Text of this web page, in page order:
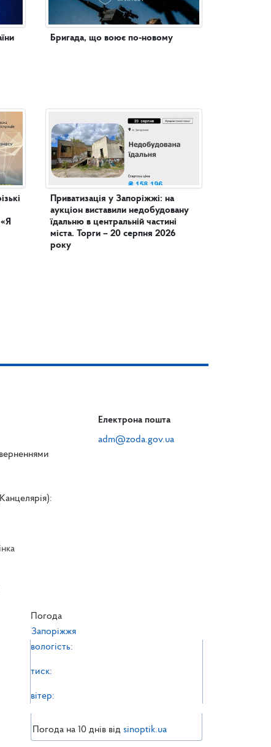
Бригада, що воює по-новому
Приватизація у Запоріжжі: на
аукціон виставили недобудовану
їдальню в центральній частині
міста. Торги – 20 серпня 2026
року
Електрона пошта
adm@zoda.gov.ua
Погода
Запоріжжя
вологість:
тиск:
вітер:
Погода на 10 днів від sinoptik.ua